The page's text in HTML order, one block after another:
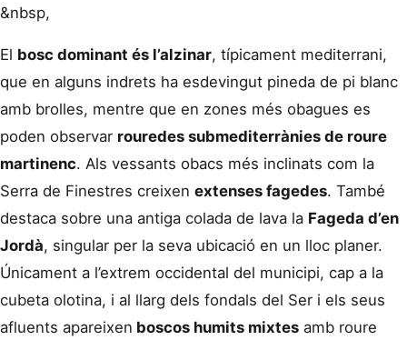
&nbsp,
El bosc dominant és l’alzinar, típicament mediterrani,
que en alguns indrets ha esdevingut pineda de pi blanc
amb brolles, mentre que en zones més obagues es
poden observar rouredes submediterrànies de roure
martinenc. Als vessants obacs més inclinats com la
Serra de Finestres creixen extenses fagedes. També
destaca sobre una antiga colada de lava la Fageda d’en
Jordà, singular per la seva ubicació en un lloc planer.
Únicament a l’extrem occidental del municipi, cap a la
cubeta olotina, i al llarg dels fondals del Ser i els seus
afluents apareixen boscos humits mixtes amb roure